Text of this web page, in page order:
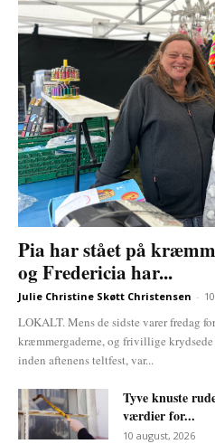
Pia har stået på
og Fredericia har...
Julie Christine Skøtt Christensen -
LOKALT. Mens de sidste varer fredag
kræmmergaderne, og frivillige krydsede
inden aftenens teltfest, var...
Tyve knuste
værdier for...
10 august, 2026